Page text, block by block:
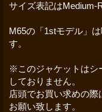
サイズ表記はMedium-
M65の「1stモデル」
す。
※このジャケットはシ
しておりません。
店頭でお買い求めの際
お願い致します。